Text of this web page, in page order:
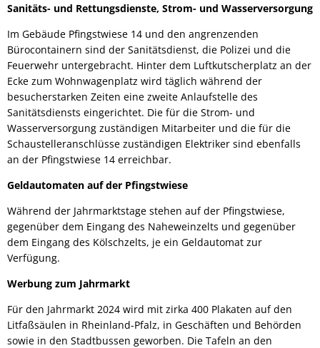
Sanitäts- und Rettungsdienste, Strom- und Wasserversorgung
Im Gebäude Pfingstwiese 14 und den angrenzenden
Bürocontainern sind der Sanitätsdienst, die Polizei und die
Feuerwehr untergebracht. Hinter dem Luftkutscherplatz an der
Ecke zum Wohnwagenplatz wird täglich während der
besucherstarken Zeiten eine zweite Anlaufstelle des
Sanitätsdiensts eingerichtet. Die für die Strom- und
Wasserversorgung zuständigen Mitarbeiter und die für die
Schaustelleranschlüsse zuständigen Elektriker sind ebenfalls
an der Pfingstwiese 14 erreichbar.
Geldautomaten auf der Pfingstwiese
Während der Jahrmarktstage stehen auf der Pfingstwiese,
gegenüber dem Eingang des Naheweinzelts und gegenüber
dem Eingang des Kölschzelts, je ein Geldautomat zur
Verfügung.
Werbung zum Jahrmarkt
Für den Jahrmarkt 2024 wird mit zirka 400 Plakaten auf den
Litfaßsäulen in Rheinland-Pfalz, in Geschäften und Behörden
sowie in den Stadtbussen geworben. Die Tafeln an den